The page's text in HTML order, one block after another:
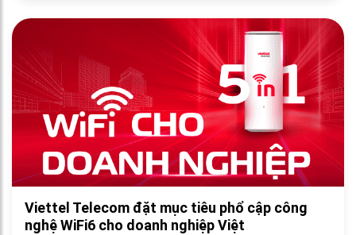
Viettel Telecom đặt mục tiêu phổ cập công
nghệ WiFi6 cho doanh nghiệp Việt